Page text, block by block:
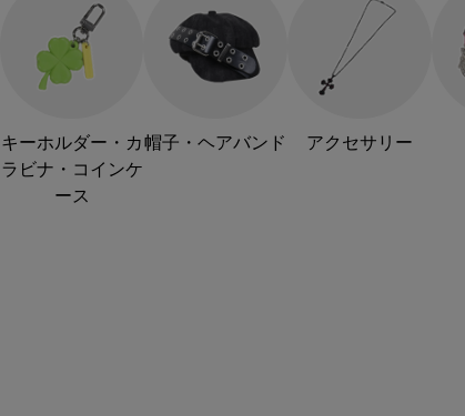
キーホルダー・カ
ラビナ・コインケ
ース
帽子・ヘアバンド アクセサリー